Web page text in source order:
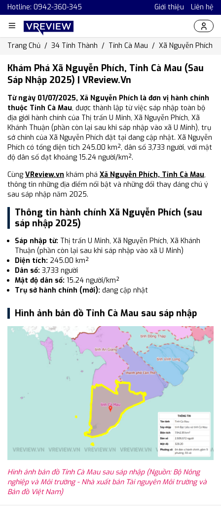
Hotline: 0942-360-345 Giới thiệu Liên hệ
Trang Chủ 34 Tỉnh Thành Tỉnh Cà Mau Xã Nguyễn Phích
Khám Phá Xã Nguyễn Phích, Tỉnh Cà Mau (Sau
Sáp Nhập 2025) | VReview.vn
Từ ngày 01/07/2025, Xã Nguyễn Phích là đơn vị hành chính
thuộc Tỉnh Cà Mau, được thành lập từ việc sáp nhập toàn bộ
địa giới hành chính của Thị trấn U Minh, Xã Nguyễn Phích, Xã
Khánh Thuận (phần còn lại sau khi sáp nhập vào xã U Minh), trụ
sở chính của Xã Nguyễn Phích đặt tại đang cập nhật. Xã Nguyễn
Phích có tổng diện tích 245.00 km², dân số 3,733 người, với mật
độ dân số đạt khoảng 15.24 người/km².
Cùng VReview.vn khám phá Xã Nguyễn Phích, Tỉnh Cà Mau,
thông tin những địa điểm nổi bật và những đổi thay đáng chú ý
sau sáp nhập năm 2025.
Thông tin hành chính Xã Nguyễn Phích (sau
sáp nhập 2025)
Sáp nhập từ: Thị trấn U Minh, Xã Nguyễn Phích, Xã Khánh
Thuận (phần còn lại sau khi sáp nhập vào xã U Minh)
Diện tích: 245.00 km²
Dân số: 3,733 người
Mật độ dân số: 15.24 người/km²
Trụ sở hành chính (mới): đang cập nhật
Hình ảnh bản đồ Tỉnh Cà Mau sau sáp nhập
Hình ảnh bản đồ Tỉnh Cà Mau sau sáp nhập (Nguồn: Bộ Nông
nghiệp và Môi trường - Nhà xuất bản Tài nguyên Môi trường và
Bản đồ Việt Nam)